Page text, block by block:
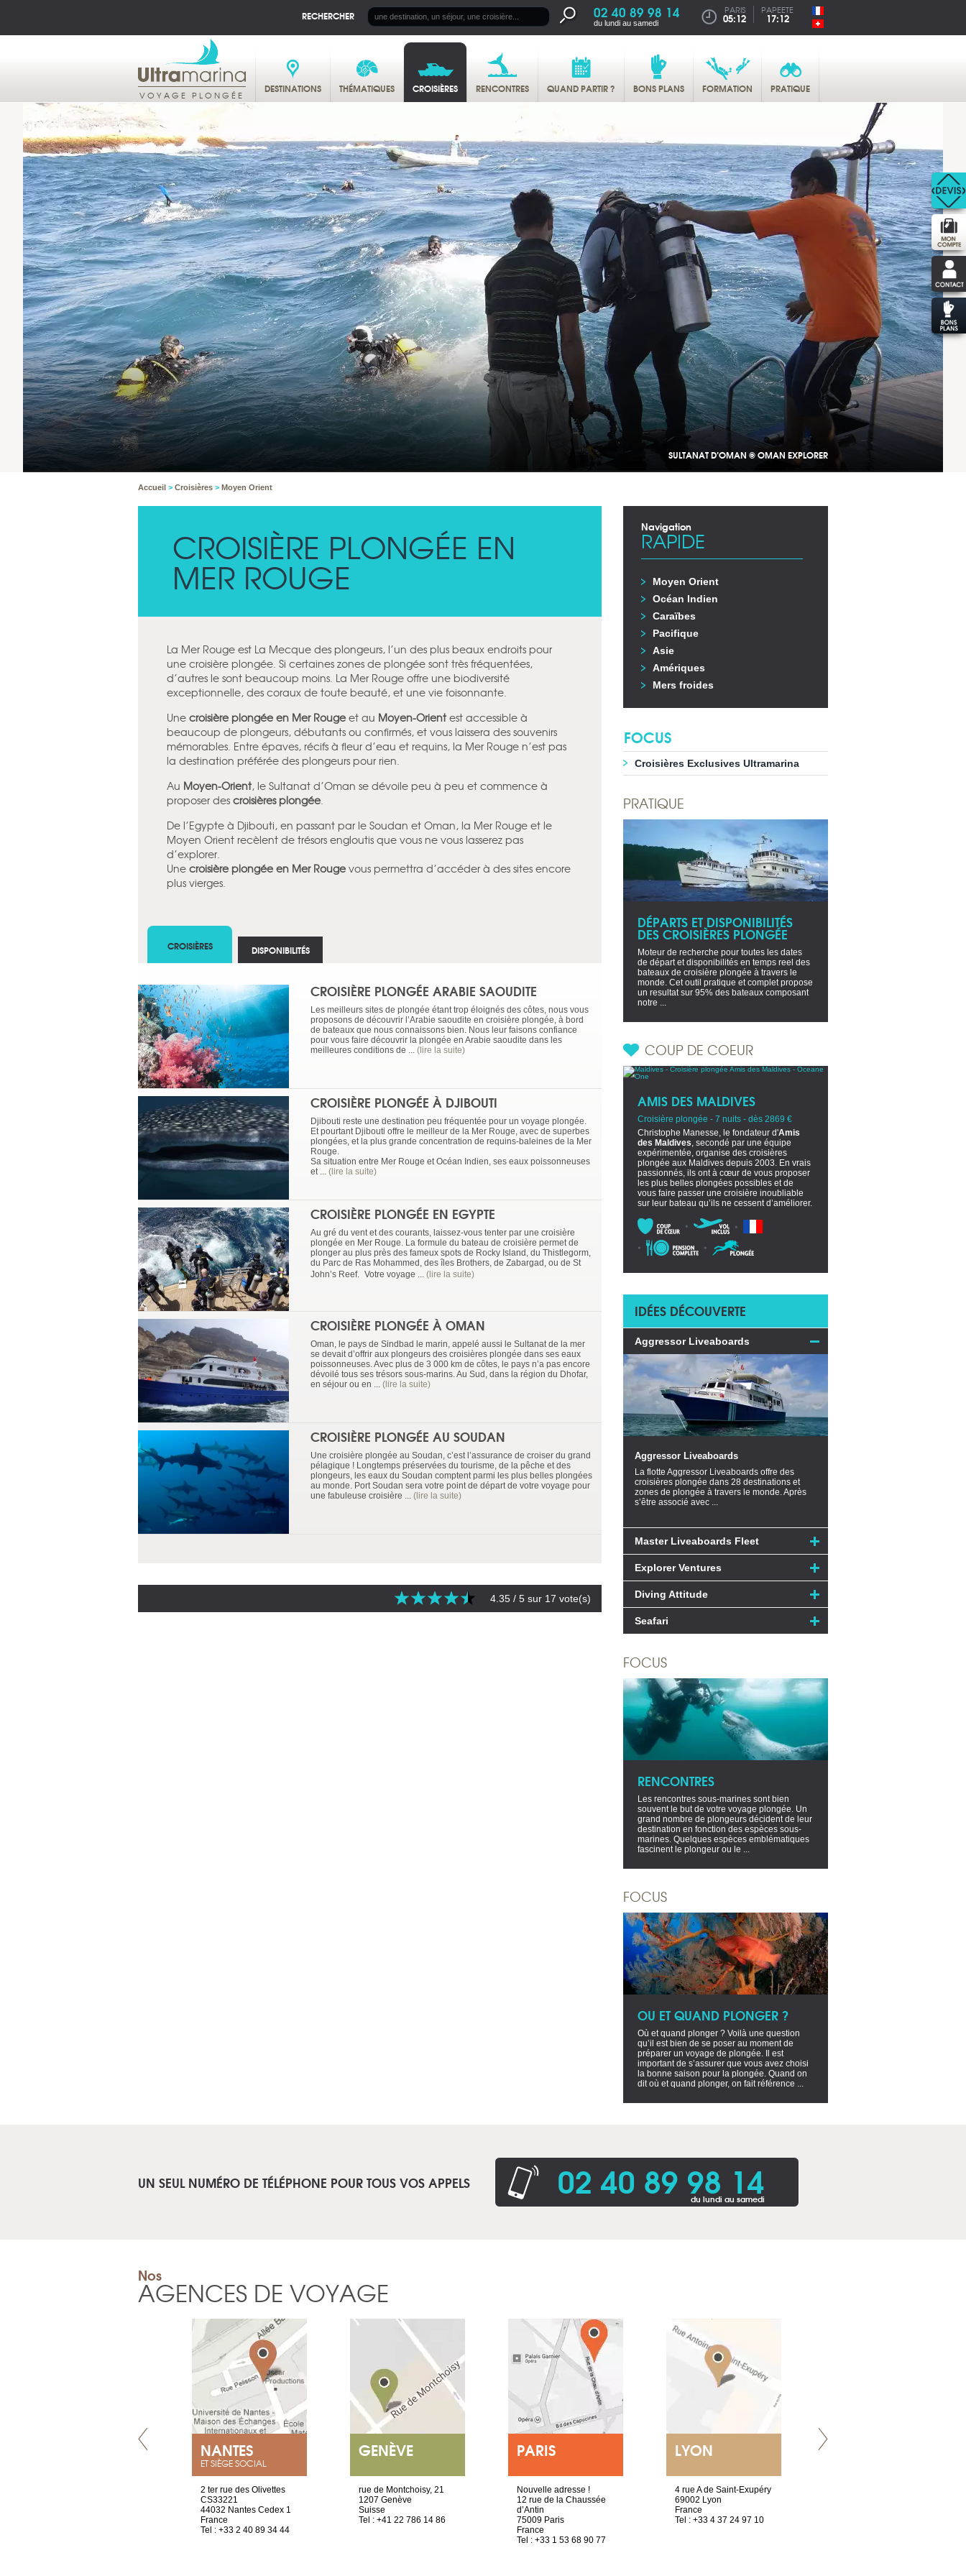
RECHERCHER 02 40 89 98 14
du lundi au samedi
PARIS
05:12
PAPEETE
17:12
VOYAGE PLONGÉE DESTINATIONS THÉMATIQUES CROISIÈRES RENCONTRES QUAND PARTIR ? BONS PLANS FORMATION PRATIQUE
SULTANAT D’OMAN © OMAN EXPLORER
Accueil > Croisières > Moyen Orient
CROISIÈRE PLONGÉE EN
MER ROUGE
La Mer Rouge est La Mecque des plongeurs, l’un des plus beaux endroits pour
une croisière plongée. Si certaines zones de plongée sont très fréquentées,
d’autres le sont beaucoup moins. La Mer Rouge offre une biodiversité
exceptionnelle, des coraux de toute beauté, et une vie foisonnante.
Une croisière plongée en Mer Rouge et au Moyen-Orient est accessible à
beaucoup de plongeurs, débutants ou confirmés, et vous laissera des souvenirs
mémorables. Entre épaves, récifs à fleur d’eau et requins, la Mer Rouge n’est pas
la destination préférée des plongeurs pour rien.
Au Moyen-Orient, le Sultanat d’Oman se dévoile peu à peu et commence à
proposer des croisières plongée.
De l’Egypte à Djibouti, en passant par le Soudan et Oman, la Mer Rouge et le
Moyen Orient recèlent de trésors engloutis que vous ne vous lasserez pas
d’explorer.
Une croisière plongée en Mer Rouge vous permettra d’accéder à des sites encore
plus vierges.
CROISIÈRES
CROISIÈRE PLONGÉE ARABIE SAOUDITE
Les meilleurs sites de plongée étant trop éloignés des côtes, nous vous
proposons de découvrir l’Arabie saoudite en croisière plongée, à bord
de bateaux que nous connaissons bien. Nous leur faisons confiance
pour vous faire découvrir la plongée en Arabie saoudite dans les
meilleures conditions de ... (lire la suite)
CROISIÈRE PLONGÉE À DJIBOUTI
Djibouti reste une destination peu fréquentée pour un voyage plongée.
Et pourtant Djibouti offre le meilleur de la Mer Rouge, avec de superbes
plongées, et la plus grande concentration de requins-baleines de la Mer
Rouge.
Sa situation entre Mer Rouge et Océan Indien, ses eaux poissonneuses
et ... (lire la suite)
CROISIÈRE PLONGÉE EN EGYPTE
Au gré du vent et des courants, laissez-vous tenter par une croisière
plongée en Mer Rouge. La formule du bateau de croisière permet de
plonger au plus près des fameux spots de Rocky Island, du Thistlegorm,
du Parc de Ras Mohammed, des îles Brothers, de Zabargad, ou de St
John’s Reef. Votre voyage ... (lire la suite)
CROISIÈRE PLONGÉE À OMAN
Oman, le pays de Sindbad le marin, appelé aussi le Sultanat de la mer
se devait d’offrir aux plongeurs des croisières plongée dans ses eaux
poissonneuses. Avec plus de 3 000 km de côtes, le pays n’a pas encore
dévoilé tous ses trésors sous-marins. Au Sud, dans la région du Dhofar,
en séjour ou en ... (lire la suite)
CROISIÈRE PLONGÉE AU SOUDAN
Une croisière plongée au Soudan, c’est l’assurance de croiser du grand
pélagique ! Longtemps préservées du tourisme, de la pêche et des
plongeurs, les eaux du Soudan comptent parmi les plus belles plongées
au monde. Port Soudan sera votre point de départ de votre voyage pour
une fabuleuse croisière ... (lire la suite)
DISPONIBILITÉS
4.35 / 5 sur 17 vote(s)
Navigation
RAPIDE
Moyen Orient
Océan Indien
Caraïbes
Pacifique
Asie
Amériques
Mers froides
FOCUS
Croisières Exclusives Ultramarina
PRATIQUE
DÉPARTS ET DISPONIBILITÉS
DES CROISIÈRES PLONGÉE
Moteur de recherche pour toutes les dates
de départ et disponibilités en temps reel des
bateaux de croisière plongée à travers le
monde. Cet outil pratique et complet propose
un resultat sur 95% des bateaux composant
notre ...
COUP DE COEUR
AMIS DES MALDIVES
Croisière plongée - 7 nuits - dès 2869 €
Christophe Manesse, le fondateur d'Amis
des Maldives, secondé par une équipe
expérimentée, organise des croisières
plongée aux Maldives depuis 2003. En vrais
passionnés, ils ont à cœur de vous proposer
les plus belles plongées possibles et de
vous faire passer une croisière inoubliable
sur leur bateau qu’ils ne cessent d’améliorer.
IDÉES DÉCOUVERTE
Aggressor Liveaboards
Aggressor Liveaboards
La flotte Aggressor Liveaboards offre des
croisières plongée dans 28 destinations et
zones de plongée à travers le monde. Après
s’être associé avec ...
Master Liveaboards Fleet
Explorer Ventures
Diving Attitude
Seafari
FOCUS
RENCONTRES
Les rencontres sous-marines sont bien
souvent le but de votre voyage plongée. Un
grand nombre de plongeurs décident de leur
destination en fonction des espèces sous-
marines. Quelques espèces emblématiques
fascinent le plongeur ou le ...
FOCUS
OU ET QUAND PLONGER ?
Où et quand plonger ? Voilà une question
qu’il est bien de se poser au moment de
préparer un voyage de plongée. Il est
important de s’assurer que vous avez choisi
la bonne saison pour la plongée. Quand on
dit où et quand plonger, on fait référence ...
UN SEUL NUMÉRO DE TÉLÉPHONE POUR TOUS VOS APPELS 02 40 89 98 14
du lundi au samedi
Nos
AGENCES DE VOYAGE
NANTES
ET SIÈGE SOCIAL
2 ter rue des Olivettes
CS33221
44032 Nantes Cedex 1
France
Tel : +33 2 40 89 34 44
GENÈVE
rue de Montchoisy, 21
1207 Genève
Suisse
Tel : +41 22 786 14 86
PARIS
Nouvelle adresse !
12 rue de la Chaussée
d’Antin
75009 Paris
France
Tel : +33 1 53 68 90 77
LYON
4 rue A de Saint-Exupéry
69002 Lyon
France
Tel : +33 4 37 24 97 10